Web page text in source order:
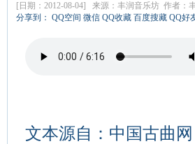
[日期：2012-08-04] 来源：丰润音乐坊 作者：
分享到： QQ空间 微信 QQ收藏 百度搜藏 QQ好
文本源自：中国古曲网